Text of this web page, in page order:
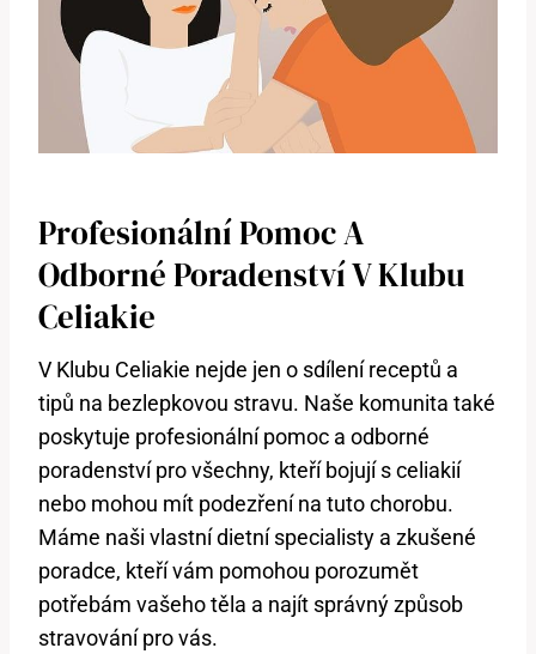
Profesionální Pomoc A
Odborné Poradenství V Klubu
Celiakie
V Klubu Celiakie nejde jen o sdílení receptů a
tipů na bezlepkovou stravu. Naše komunita také
poskytuje profesionální pomoc a odborné
poradenství pro všechny, kteří bojují s celiakií
nebo mohou mít podezření na tuto chorobu.
Máme naši vlastní dietní specialisty a zkušené
poradce, kteří vám pomohou porozumět
potřebám vašeho těla a najít správný způsob
stravování pro vás.